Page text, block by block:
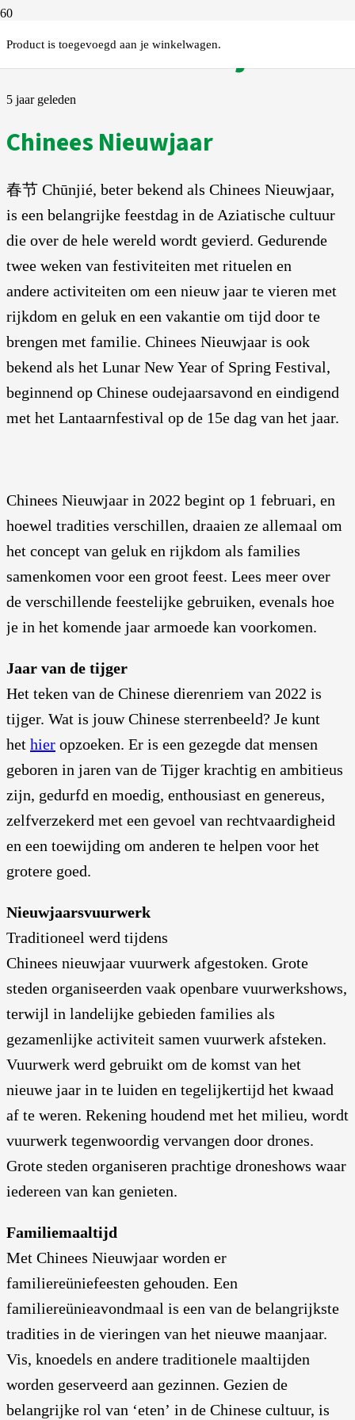
Product is toegevoegd aan je winkelwagen.
Chinees Nieuwjaar
5 jaar geleden
Chinees Nieuwjaar
春节 Chūnjié, beter bekend als Chinees Nieuwjaar,
is een belangrijke feestdag in de Aziatische cultuur
die over de hele wereld wordt gevierd. Gedurende
twee weken van festiviteiten met rituelen en
andere activiteiten om een nieuw jaar te vieren met
rijkdom en geluk en een vakantie om tijd door te
brengen met familie. Chinees Nieuwjaar is ook
bekend als het Lunar New Year of Spring Festival,
beginnend op Chinese oudejaarsavond en eindigend
met het Lantaarnfestival op de 15e dag van het jaar.
Chinees Nieuwjaar in 2022 begint op 1 februari, en
hoewel tradities verschillen, draaien ze allemaal om
het concept van geluk en rijkdom als families
samenkomen voor een groot feest. Lees meer over
de verschillende feestelijke gebruiken, evenals hoe
je in het komende jaar armoede kan voorkomen.
Jaar van de tijger
Het teken van de Chinese dierenriem van 2022 is
tijger. Wat is jouw Chinese sterrenbeeld? Je kunt
het hier opzoeken. Er is een gezegde dat mensen
geboren in jaren van de Tijger krachtig en ambitieus
zijn, gedurfd en moedig, enthousiast en genereus,
zelfverzekerd met een gevoel van rechtvaardigheid
en een toewijding om anderen te helpen voor het
grotere goed.
Nieuwjaarsvuurwerk
Traditioneel werd tijdens
Chinees nieuwjaar vuurwerk afgestoken. Grote
steden organiseerden vaak openbare vuurwerkshows,
terwijl in landelijke gebieden families als
gezamenlijke activiteit samen vuurwerk afsteken.
Vuurwerk werd gebruikt om de komst van het
nieuwe jaar in te luiden en tegelijkertijd het kwaad
af te weren. Rekening houdend met het milieu, wordt
vuurwerk tegenwoordig vervangen door drones.
Grote steden organiseren prachtige droneshows waar
iedereen van kan genieten.
Familiemaaltijd
Met Chinees Nieuwjaar worden er
familiereüniefeesten gehouden. Een
familiereünieavondmaal is een van de belangrijkste
tradities in de vieringen van het nieuwe maanjaar.
Vis, knoedels en andere traditionele maaltijden
worden geserveerd aan gezinnen. Gezien de
belangrijke rol van ‘eten’ in de Chinese cultuur, is